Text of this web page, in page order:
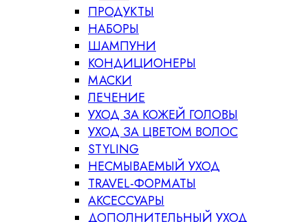
ПРОДУКТЫ
НАБОРЫ
ШАМПУНИ
КОНДИЦИОНЕРЫ
МАСКИ
ЛЕЧЕНИЕ
УХОД ЗА КОЖЕЙ ГОЛОВЫ
УХОД ЗА ЦВЕТОМ ВОЛОС
STYLING
НЕСМЫВАЕМЫЙ УХОД
TRAVEL-ФОРМАТЫ
АКСЕССУАРЫ
ДОПОЛНИТЕЛЬНЫЙ УХОД